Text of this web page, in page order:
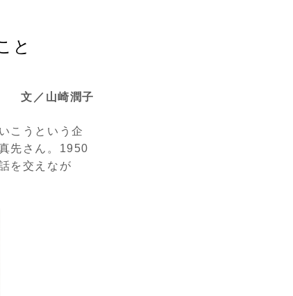
と
文／山崎潤子
こうという企
先さん。1950
を交えなが